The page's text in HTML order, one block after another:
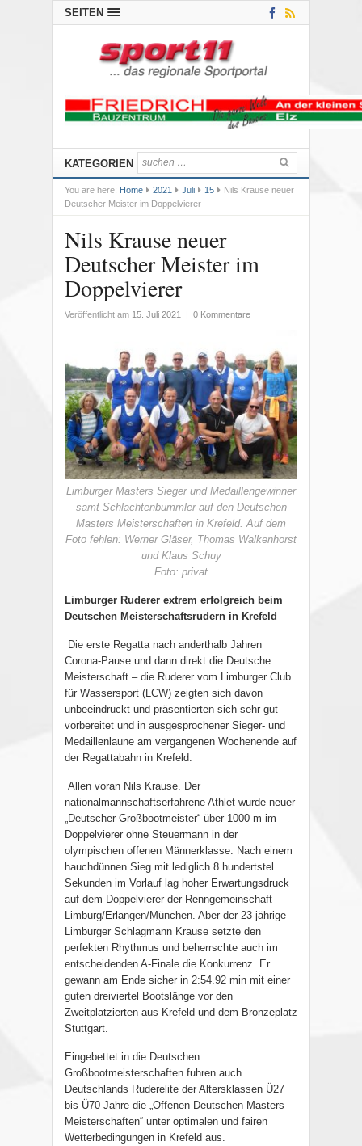
SEITEN
KATEGORIEN
You are here: Home 2021 Juli 15
Nils Krause neuer
Deutscher Meister im Doppelvierer
Nils Krause neuer
Deutscher Meister im
Doppelvierer
Veröffentlicht am 15. Juli 2021 0 Kommentare
Limburger Masters Sieger und Medaillengewinner
samt Schlachtenbummler auf den Deutschen
Masters Meisterschaften in Krefeld. Auf dem
Foto fehlen: Werner Gläser, Thomas Walkenhorst
und Klaus Schuy
Foto: privat
Limburger Ruderer extrem erfolgreich beim
Deutschen Meisterschaftsrudern in Krefeld
Die erste Regatta nach anderthalb Jahren
Corona-Pause und dann direkt die Deutsche
Meisterschaft – die Ruderer vom Limburger Club
für Wassersport (LCW) zeigten sich davon
unbeeindruckt und präsentierten sich sehr gut
vorbereitet und in ausgesprochener Sieger- und
Medaillenlaune am vergangenen Wochenende auf
der Regattabahn in Krefeld.
Allen voran Nils Krause. Der
nationalmannschaftserfahrene Athlet wurde neuer
„Deutscher Großbootmeister“ über 1000 m im
Doppelvierer ohne Steuermann in der
olympischen offenen Männerklasse. Nach einem
hauchdünnen Sieg mit lediglich 8 hundertstel
Sekunden im Vorlauf lag hoher Erwartungsdruck
auf dem Doppelvierer der Renngemeinschaft
Limburg/Erlangen/München. Aber der 23-jährige
Limburger Schlagmann Krause setzte den
perfekten Rhythmus und beherrschte auch im
entscheidenden A-Finale die Konkurrenz. Er
gewann am Ende sicher in 2:54.92 min mit einer
guten dreiviertel Bootslänge vor den
Zweitplatzierten aus Krefeld und dem Bronzeplatz
Stuttgart.
Eingebettet in die Deutschen
Großbootmeisterschaften fuhren auch
Deutschlands Ruderelite der Altersklassen Ü27
bis Ü70 Jahre die „Offenen Deutschen Masters
Meisterschaften“ unter optimalen und fairen
Wetterbedingungen in Krefeld aus.